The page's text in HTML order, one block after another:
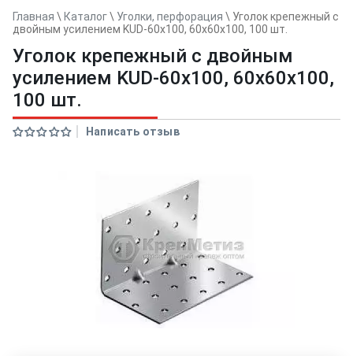
Главная \ Каталог\ Уголки, перфорация \ Уголок крепежный с
двойным усилением KUD-60х100, 60x60x100, 100 шт.
Уголок крепежный с двойным
усилением KUD-60х100, 60x60x100,
100 шт.
Написать отзыв